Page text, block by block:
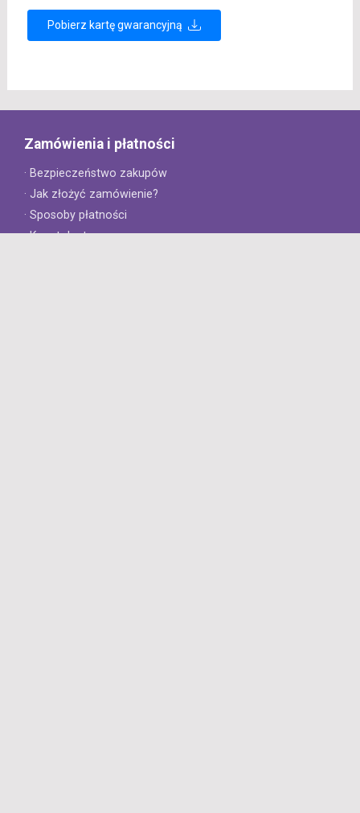
Pobierz kartę gwarancyjną
Zamówienia i płatności
· Bezpieczeństwo zakupów
· Jak złożyć zamówienie?
· Sposoby płatności
· Koszt dostawy